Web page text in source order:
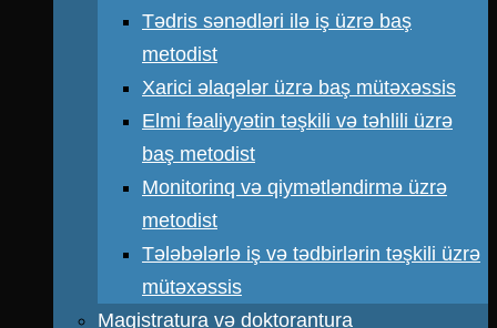
Tədris sənədləri ilə iş üzrə baş
metodist
Xarici əlaqələr üzrə baş mütəxəssis
Elmi fəaliyyətin təşkili və təhlili üzrə
baş metodist
Monitorinq və qiymətləndirmə üzrə
metodist
Tələbələrlə iş və tədbirlərin təşkili üzrə
mütəxəssis
Magistratura və doktorantura